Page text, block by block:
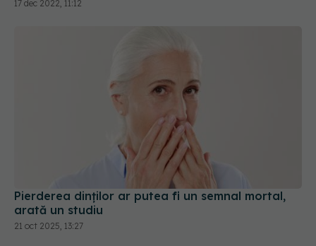
Pierderea dinților ar putea fi un semnal mortal,
arată un studiu
21 oct 2025, 13:27